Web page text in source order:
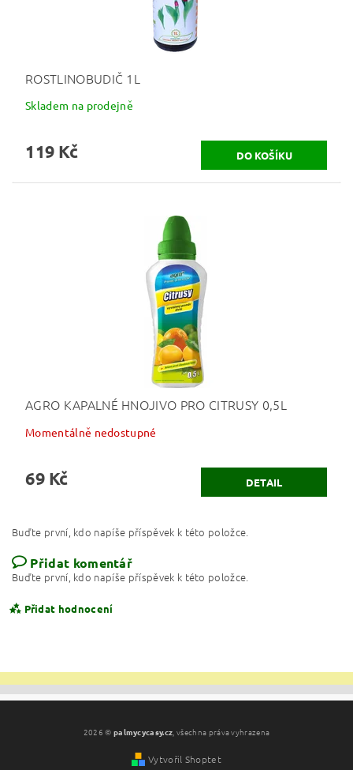
ROSTLINOBUDIČ 1L
Skladem na prodejně
119 Kč
AGRO KAPALNÉ HNOJIVO PRO CITRUSY 0,5L
Momentálně nedostupné
69 Kč DETAIL
Buďte první, kdo napíše příspěvek k této položce.
Přidat komentář
Buďte první, kdo napíše příspěvek k této položce.
Přidat hodnocení
2026 © palmycycasy.cz, všechna práva vyhrazena
Vytvořil Shoptet